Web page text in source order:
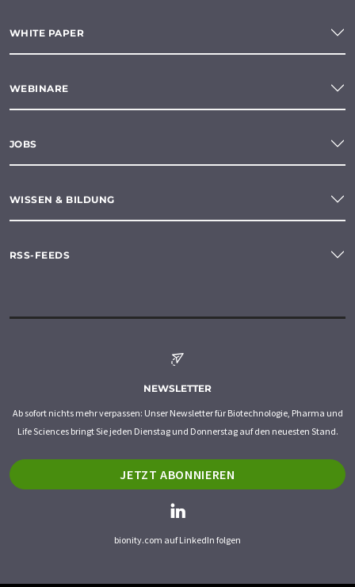
WHITE PAPER
WEBINARE
JOBS
WISSEN & BILDUNG
RSS-FEEDS
NEWSLETTER
Ab sofort nichts mehr verpassen: Unser Newsletter für Biotechnologie, Pharma und
Life Sciences bringt Sie jeden Dienstag und Donnerstag auf den neuesten Stand.
JETZT ABONNIEREN
bionity.com auf LinkedIn folgen